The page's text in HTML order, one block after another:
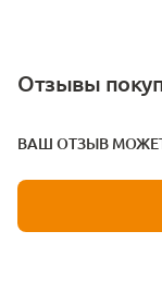
Отзывы
ВАШ ОТЗЫВ